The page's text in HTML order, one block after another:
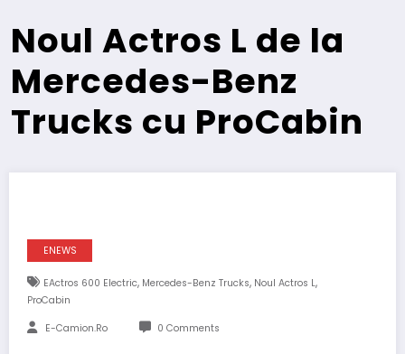
Noul Actros L de la
Mercedes-Benz
Trucks cu ProCabin
ENEWS
EActros 600 Electric, Mercedes-Benz Trucks, Noul Actros L,
ProCabin
E-Camion.ro 0 Comments